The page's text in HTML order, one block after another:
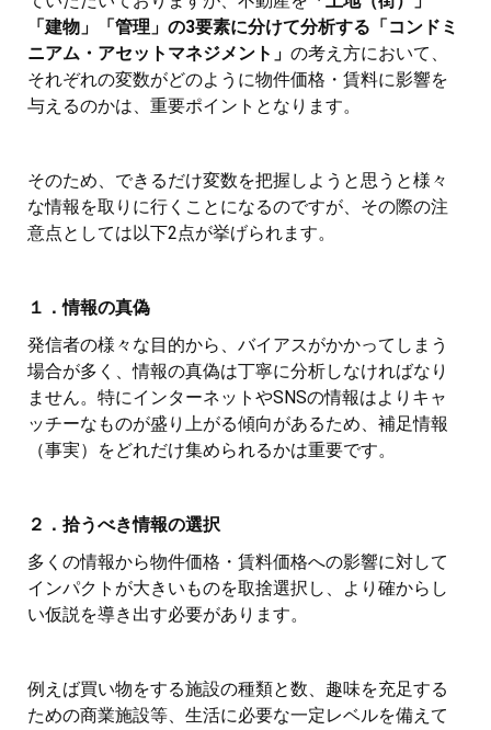
「建物」「管理」の3要素に分けて分析する「コンドミ
ニアム・アセットマネジメント」 の考え方において、
それぞれの変数がどのように物件価格・賃料に影響を
与えるのかは、重要ポイントとなります。
そのため、できるだけ変数を把握しようと思うと様々
な情報を取りに行くことになるのですが、その際の注
意点としては以下2点が挙げられます。
１．情報の真偽
発信者の様々な目的から、バイアスがかかってしまう
場合が多く、情報の真偽は丁寧に分析しなければなり
ません。特にインターネットやSNSの情報はよりキャ
ッチーなものが盛り上がる傾向があるため、補足情報
（事実）をどれだけ集められるかは重要です。
２．拾うべき情報の選択
多くの情報から物件価格・賃料価格への影響に対して
インパクトが大きいものを取捨選択し、より確からし
い仮説を導き出す必要があります。
例えば買い物をする施設の種類と数、趣味を充足する
ための商業施設等、生活に必要な一定レベルを備えて